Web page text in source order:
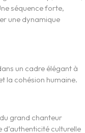
séquence forte,
une dynamique
un cadre élégant à
la cohésion humaine.
grand chanteur
d’authenticité culturelle